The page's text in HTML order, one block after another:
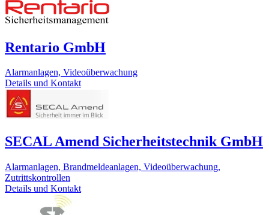
Rentario GmbH
Alarmanlagen, Videoüberwachung
Details und Kontakt
SECAL Amend Sicherheitstechnik GmbH
Alarmanlagen, Brandmeldeanlagen, Videoüberwachung,
Zutrittskontrollen
Details und Kontakt